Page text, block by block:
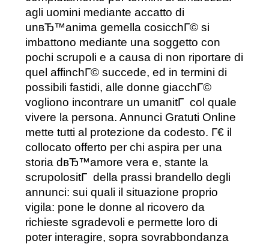
agli uomini mediante accatto di
unвЂ™anima gemella cosicchГ© si
imbattono mediante una soggetto con
pochi scrupoli e a causa di non riportare di
quel affinchГ© succede, ed in termini di
possibili fastidi, alle donne giacchГ©
vogliono incontrare un umanitГ col quale
vivere la persona. Annunci Gratuti Online
mette tutti al protezione da codesto. Г€ il
collocato offerto per chi aspira per una
storia dвЂ™amore vera e, stante la
scrupolositГ della prassi brandello degli
annunci: sui quali il situazione proprio
vigila: pone le donne al ricovero da
richieste sgradevoli e permette loro di
poter interagire, sopra sovrabbondanza